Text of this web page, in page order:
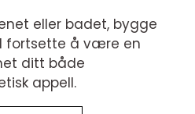
eller badet, bygge
fortsette å være en
ditt både
appell.